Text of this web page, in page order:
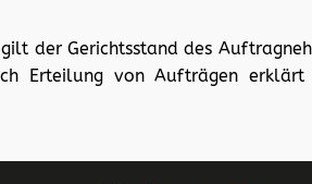
der Gerichtsstand des
Erteilung von Aufträgen